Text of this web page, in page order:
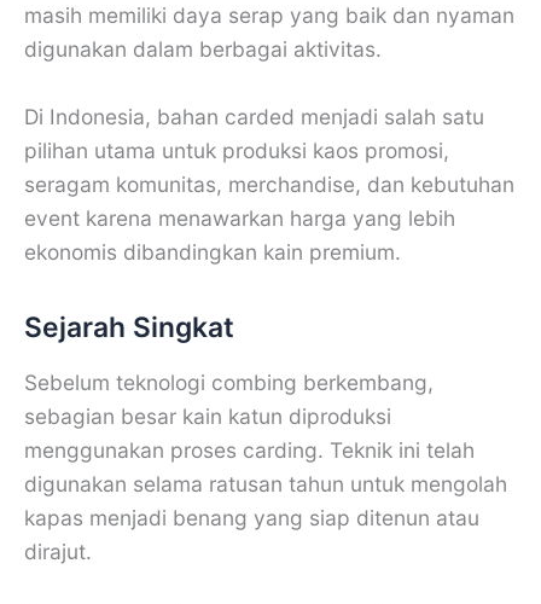
masih memiliki daya serap yang baik dan nyaman
digunakan dalam berbagai aktivitas.
Di Indonesia, bahan carded menjadi salah satu
pilihan utama untuk produksi kaos promosi,
seragam komunitas, merchandise, dan kebutuhan
event karena menawarkan harga yang lebih
ekonomis dibandingkan kain premium.
Sejarah Singkat
Sebelum teknologi combing berkembang,
sebagian besar kain katun diproduksi
menggunakan proses carding. Teknik ini telah
digunakan selama ratusan tahun untuk mengolah
kapas menjadi benang yang siap ditenun atau
dirajut.